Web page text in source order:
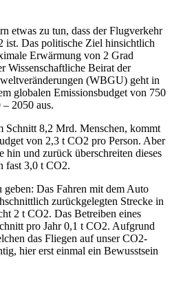
etwas zu tun, dass der Flugverkehr
ist. Das politische Ziel hinsichtlich
Erwärmung von 2 Grad
Wissenschaftliche Beirat der
(WBGU) geht in
globalen Emissionsbudget von 750
2050 aus.
Schnitt 8,2 Mrd. Menschen, kommt
von 2,3 t CO2 pro Person. Aber
hin und zurück überschreiten dieses
fast 3,0 t CO2.
Das Fahren mit dem Auto
zurückgelegten Strecke in
2 t CO2. Das Betreiben eines
pro Jahr 0,1 t CO2. Aufgrund
das Fliegen auf unser CO2-
hier erst einmal ein Bewusstsein